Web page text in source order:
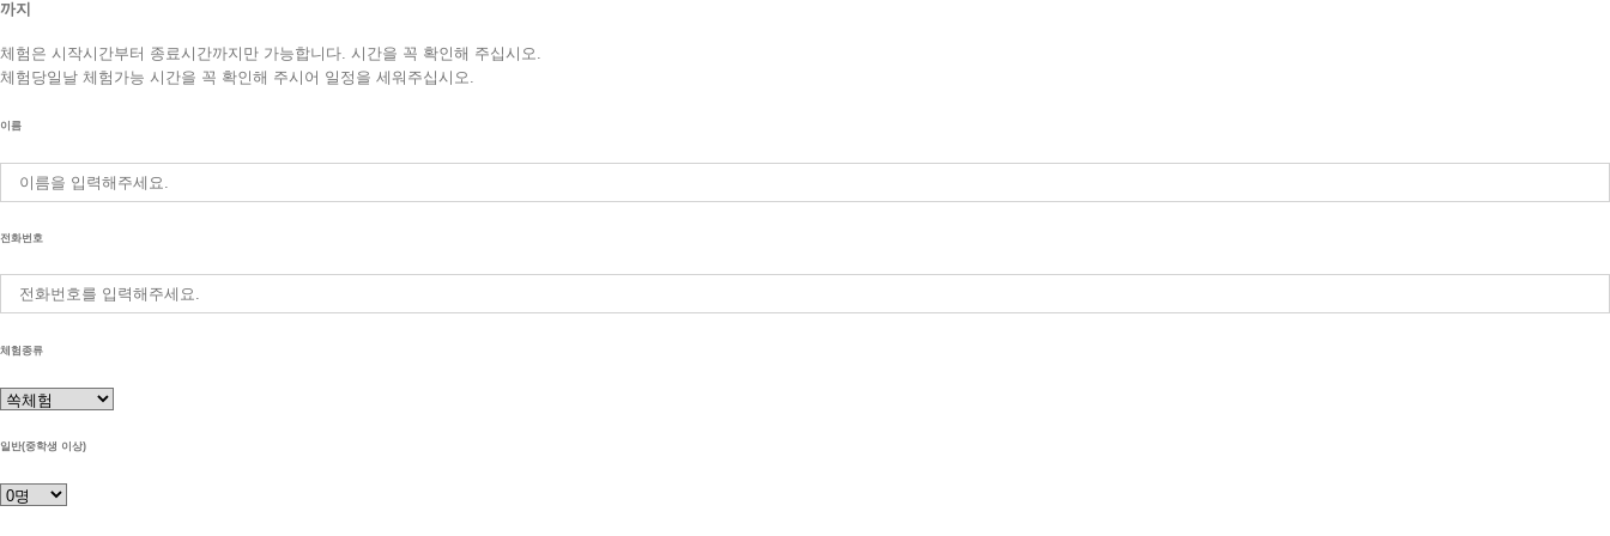
까지
체험은 시작시간부터 종료시간까지만 가능합니다. 시간을 꼭 확인해 주십시오.
체험당일날 체험가능 시간을 꼭 확인해 주시어 일정을 세워주십시오.
이름
전화번호
체험종류
일반(중학생 이상)